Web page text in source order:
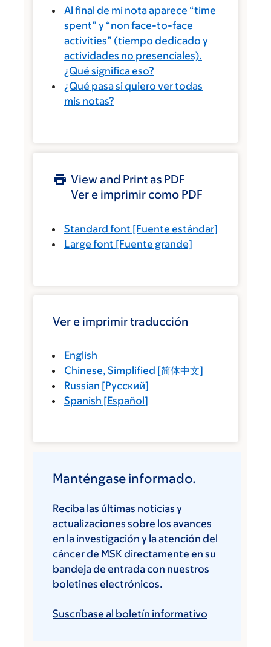
Al final de mi nota aparece “time
spent” y “non face-to-face
activities” (tiempo dedicado y
actividades no presenciales).
¿Qué significa eso?
¿Qué pasa si quiero ver todas
mis notas?
View and Print as PDF
Ver e imprimir como PDF
Standard font [Fuente estándar]
Large font [Fuente grande]
Ver e imprimir traducción
English
Chinese, Simplified [简体中文]
Russian [Русский]
Spanish [Español]
Manténgase informado.
Reciba las últimas noticias y
actualizaciones sobre los avances
en la investigación y la atención del
cáncer de MSK directamente en su
bandeja de entrada con nuestros
boletines electrónicos.
Suscríbase al boletín informativo